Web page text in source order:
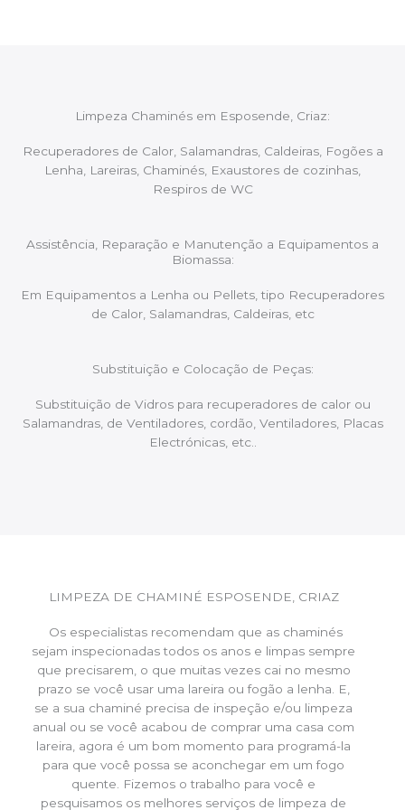
Limpeza Chaminés em Esposende, Criaz:
Recuperadores de Calor, Salamandras, Caldeiras, Fogões a
Lenha, Lareiras, Chaminés, Exaustores de cozinhas,
Respiros de WC
Assistência, Reparação e Manutenção a Equipamentos a
Biomassa:
Em Equipamentos a Lenha ou Pellets, tipo Recuperadores
de Calor, Salamandras, Caldeiras, etc
Substituição e Colocação de Peças:
Substituição de Vidros para recuperadores de calor ou
Salamandras, de Ventiladores, cordão, Ventiladores, Placas
Electrónicas, etc..
LIMPEZA DE CHAMINÉ ESPOSENDE, CRIAZ
Os especialistas recomendam que as chaminés
sejam inspecionadas todos os anos e limpas sempre
que precisarem, o que muitas vezes cai no mesmo
prazo se você usar uma lareira ou fogão a lenha. E,
se a sua chaminé precisa de inspeção e/ou limpeza
anual ou se você acabou de comprar uma casa com
lareira, agora é um bom momento para programá-la
para que você possa se aconchegar em um fogo
quente. Fizemos o trabalho para você e
pesquisamos os melhores serviços de limpeza de